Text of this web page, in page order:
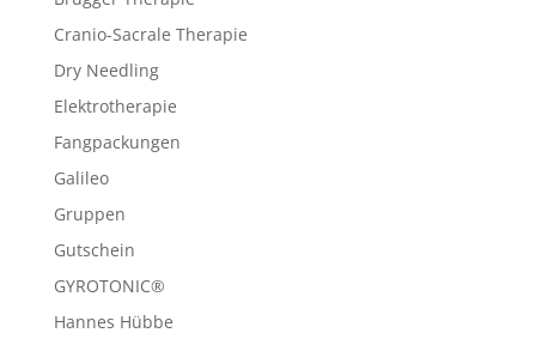
Cranio-Sacrale Therapie
Dry Needling
Elektrotherapie
Fangpackungen
Galileo
Gruppen
Gutschein
GYROTONIC®
Hannes Hübbe